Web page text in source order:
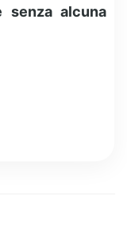
senza alcuna